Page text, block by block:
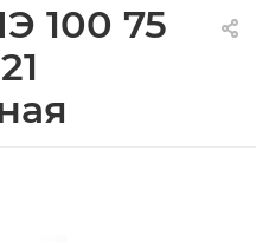
100 75